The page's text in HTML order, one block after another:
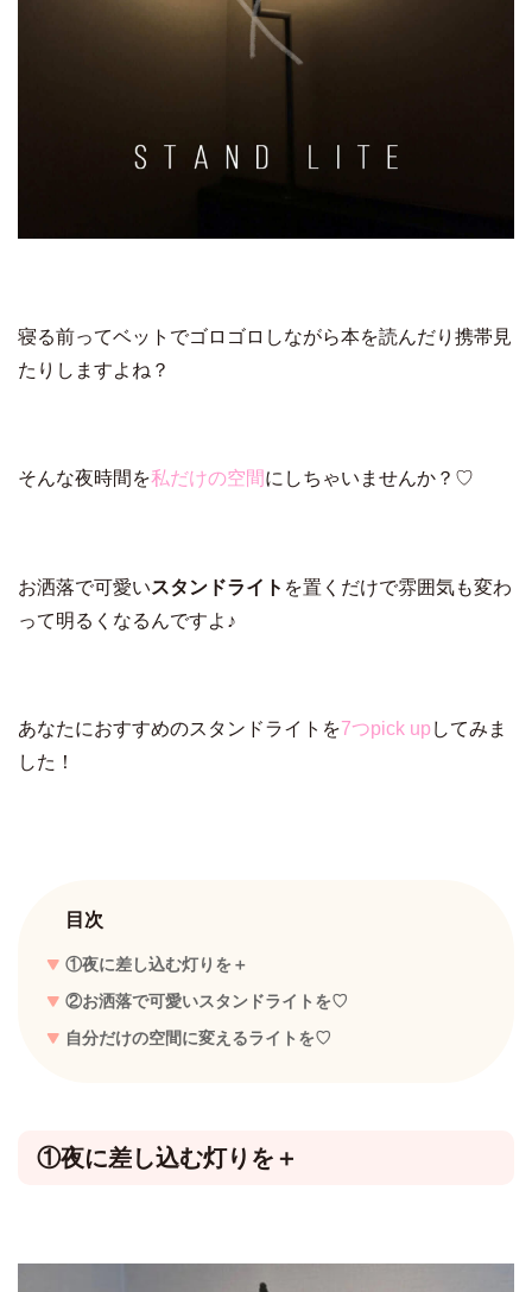
寝る前ってベットでゴロゴロしながら本を読んだり携帯見
たりしますよね？
そんな夜時間を私だけの空間にしちゃいませんか？♡
お洒落で可愛いスタンドライト を置くだけで雰囲気も変わ
って明るくなるんですよ♪
あなたにおすすめのスタンドライトを7つpick up してみま
した！
目次
①夜に差し込む灯りを＋
②お洒落で可愛いスタンドライトを♡
自分だけの空間に変えるライトを♡
①夜に差し込む灯りを＋